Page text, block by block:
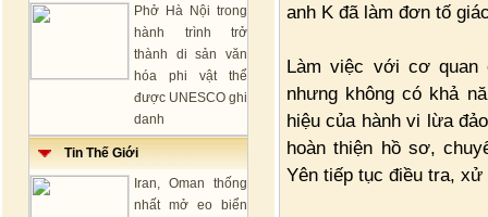
Phở Hà Nội trong
hành trình trở
thành di sản văn
hóa phi vật thể
được UNESCO ghi
danh
Tin Thế Giới
Iran, Oman thống
nhất mở eo biển
anh K đã làm đơn tố
Làm việc với cơ quan
nhưng không có khả
hiệu của hành vi lừa
hoàn thiện hồ sơ,
Yên tiếp tục điều tra,